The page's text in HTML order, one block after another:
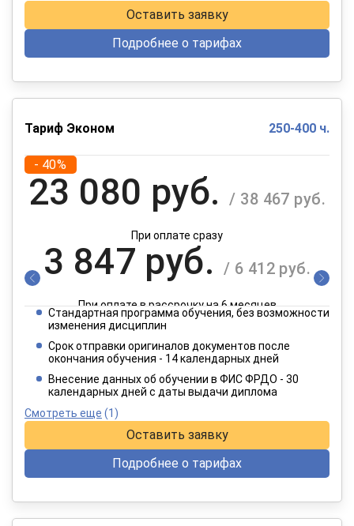
Оставить заявку
Подробнее о тарифах
Тариф Эконом 250-400 ч.
- 40%
23 080 руб. / 38 467 руб.
При оплате сразу
3 847 руб. / 6 412 руб.
При оплате в рассрочку на 6 месяцев
1 924 руб.
При оплате в рассрочку на 12 месяцев
Стандартная программа обучения, без возможности
изменения дисциплин
Срок отправки оригиналов документов после
окончания обучения - 14 календарных дней
Внесение данных об обучении в ФИС ФРДО - 30
календарных дней с даты выдачи диплома
Смотреть еще (1)
Оставить заявку
Подробнее о тарифах